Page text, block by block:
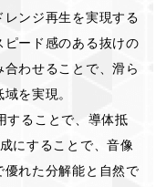
ンジ再生を実現する
ード感のある抜けの
わせることで、滑ら
を実現。
することで、導体抵
にすることで、音像
れた分解能と自然で